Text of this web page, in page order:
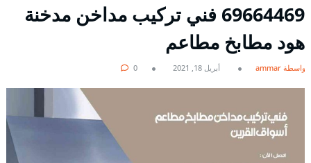
69664469 فني تركيب مداخن مدخنة
هود مطابخ مطاعم
بواسطة ammar أبريل 18, 2021 0